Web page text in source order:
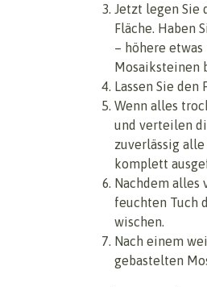
Jetzt legen Sie
Fläche. Haben
– höhere
Mosaiksteinen
Lassen Sie
Wenn alles
und verteilen
zuverlässig
komplett
Nachdem alles
feuchten Tuch
wischen.
Nach einem
gebastelten